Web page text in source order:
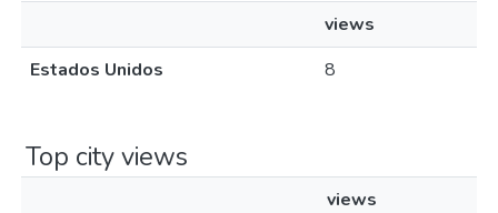
views
Estados Unidos
8
Top city views
views